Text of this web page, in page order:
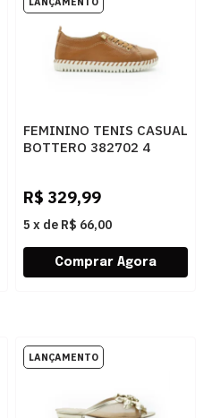
FEMININO TENIS CASUAL
BOTTERO 382702 4
R$ 329,99
5 x de R$ 66,00